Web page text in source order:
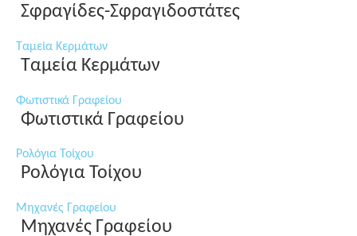
Σφραγίδες-Σφραγιδοστάτες
Ταμεία Κερμάτων
Ταμεία Κερμάτων
Φωτιστικά Γραφείου
Φωτιστικά Γραφείου
Ρολόγια Τοίχου
Ρολόγια Τοίχου
Μηχανές Γραφείου
Μηχανές Γραφείου